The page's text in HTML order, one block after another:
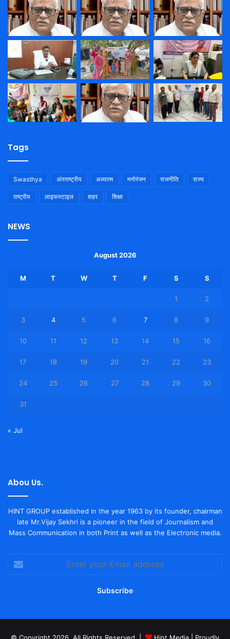
Tags
Swasthya अंतराष्ट्रीय अध्यात्म मनोरंजन राजनीति राज्य
राष्ट्रीय लाइफस्टाइल शहर शिक्षा
NEWS
August 2026
M T W T F S S
1 2
3 4 5 6 7 8 9
10 11 12 13 14 15 16
17 18 19 20 21 22 23
24 25 26 27 28 29 30
31
« Jul
Abou Us.
HINT GROUP established in the year 1963 by its founder, chairman
late Mr.Vijay Sekhri is a pioneer in the field of Journalism and
Mass Communication in both Print as well as the Electronic media.
your
© Copyright 2026, All Rights Reserved | Hint Media | Proudly